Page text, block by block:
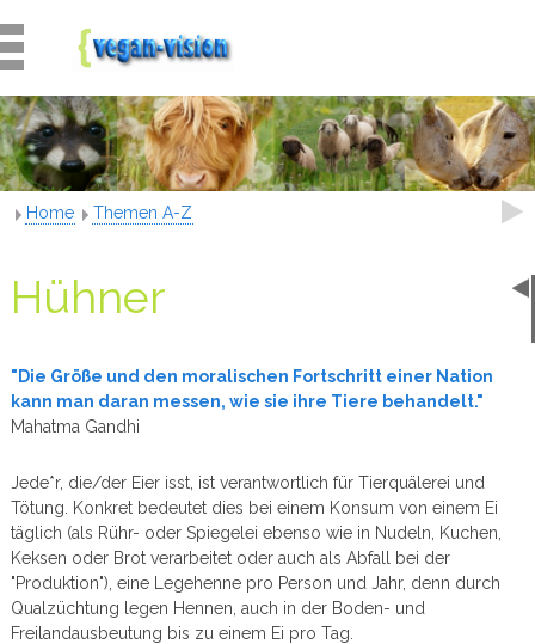
Home Themen A-Z
Hühner
"Die Größe und den moralischen Fortschritt einer Nation
kann man daran messen, wie sie ihre Tiere behandelt."
Mahatma Gandhi
Jede*r, die/der Eier isst, ist verantwortlich für Tierquälerei und
Tötung. Konkret bedeutet dies bei einem Konsum von einem Ei
täglich (als Rühr- oder Spiegelei ebenso wie in Nudeln, Kuchen,
Keksen oder Brot verarbeitet oder auch als Abfall bei der
"Produktion"), eine Legehenne pro Person und Jahr, denn durch
Qualzüchtung legen Hennen, auch in der Boden- und
Freilandausbeutung bis zu einem Ei pro Tag.